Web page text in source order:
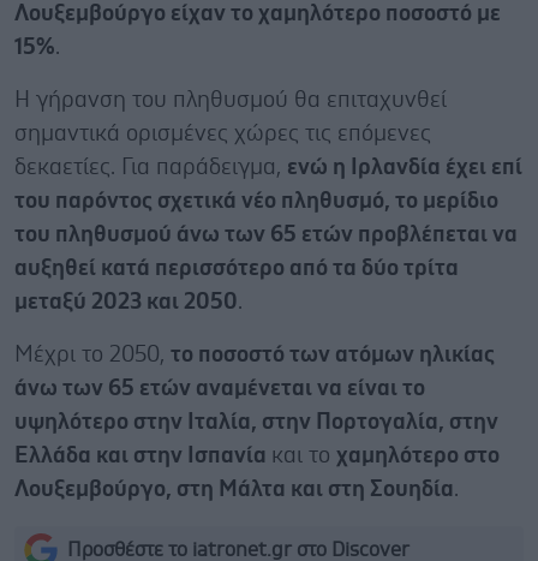
Λουξεμβούργο είχαν το χαμηλότερο ποσοστό με
15%.
Η γήρανση του πληθυσμού θα επιταχυνθεί
σημαντικά ορισμένες χώρες τις επόμενες
δεκαετίες. Για παράδειγμα, ενώ η Ιρλανδία έχει επί
του παρόντος σχετικά νέο πληθυσμό, το μερίδιο
του πληθυσμού άνω των 65 ετών προβλέπεται να
αυξηθεί κατά περισσότερο από τα δύο τρίτα
μεταξύ 2023 και 2050.
Μέχρι το 2050, το ποσοστό των ατόμων ηλικίας
άνω των 65 ετών αναμένεται να είναι το
υψηλότερο στην Ιταλία, στην Πορτογαλία, στην
Ελλάδα και στην Ισπανία και το χαμηλότερο στο
Λουξεμβούργο, στη Μάλτα και στη Σουηδία.
Προσθέστε το iatronet.gr στο Discover